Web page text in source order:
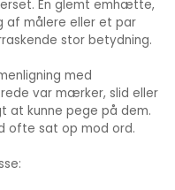
En glemt emhætte,
af målere eller et par
stor betydning.
med
var mærker, slid eller
at kunne pege på dem.
ofte sat op mod ord.